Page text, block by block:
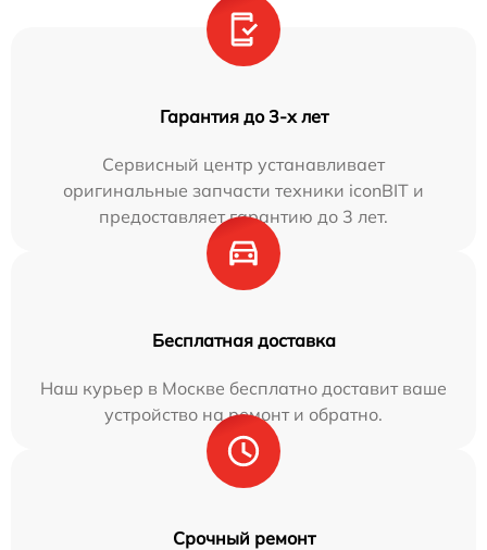
Гарантия до 3-х лет
Сервисный центр устанавливает
оригинальные запчасти техники iconBIT и
предоставляет гарантию до 3 лет.
Бесплатная доставка
Наш курьер в Москве бесплатно доставит ваше
устройство на ремонт и обратно.
Срочный ремонт